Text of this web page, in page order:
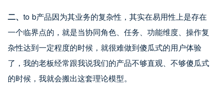
二、 to b产品因为其业务的复杂性，其实在易用性上是存在
一个临界点的，就是当协同角色、任务、功能维度、操作复
杂性达到一定程度的时候，就很难做到傻瓜式的用户体验
了，我的老板经常跟我说我们的产品不够直观、不够傻瓜式
的时候，我就会搬出这套理论模型。